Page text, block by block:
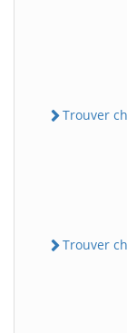
Trouver
Trouver